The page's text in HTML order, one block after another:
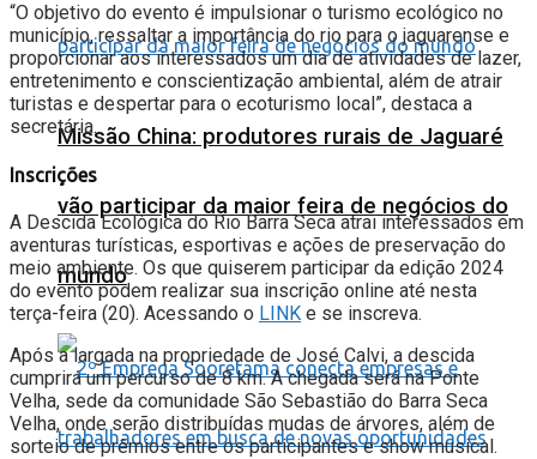
Missão China: produtores rurais de Jaguaré
vão participar da maior feira de negócios do
mundo
“O objetivo do evento é impulsionar o turismo ecológico no
município, ressaltar a importância do rio para o jaguarense e
proporcionar aos interessados um dia de atividades de lazer,
entretenimento e conscientização ambiental, além de atrair
turistas e despertar para o ecoturismo local”, destaca a
secretária.
Inscrições
A Descida Ecológica do Rio Barra Seca atrai interessados em
aventuras turísticas, esportivas e ações de preservação do
meio ambiente. Os que quiserem participar da edição 2024
do evento podem realizar sua inscrição online até nesta
terça-feira (20). Acessando o LINK e se inscreva.
Após a largada na propriedade de José Calvi, a descida
cumprirá um percurso de 8 km. A chegada será na Ponte
Velha, sede da comunidade São Sebastião do Barra Seca
Velha, onde serão distribuídas mudas de árvores, além de
sorteio de prêmios entre os participantes e show musical.